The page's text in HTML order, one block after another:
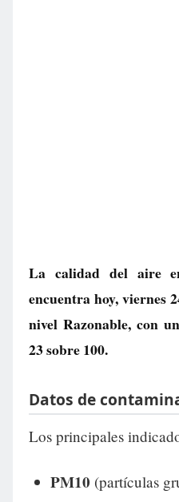
La calidad del aire
encuentra hoy, viernes
nivel Razonable, con
23sobre 100.
Datos de
Los principales
PM10 (partículas